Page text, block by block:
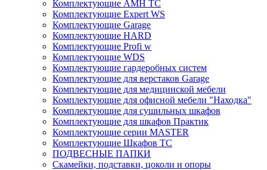
Комплектующие AMH TC
Комплектующие Expert WS
Комплектующие Garage
Комплектующие HARD
Комплектующие Profi w
Комплектующие WDS
Комплектующие гардеробных систем
Комплектующие для верстаков Garage
Комплектующие для медицинской мебели
Комплектующие для офисной мебели "Находка"
Комплектующие для сушильных шкафов
Комплектующие для шкафов Практик
Комплектующие серии MASTER
Комплектующие Шкафов ТС
ПОДВЕСНЫЕ ПАПКИ
Скамейки, подставки, цоколи и опоры